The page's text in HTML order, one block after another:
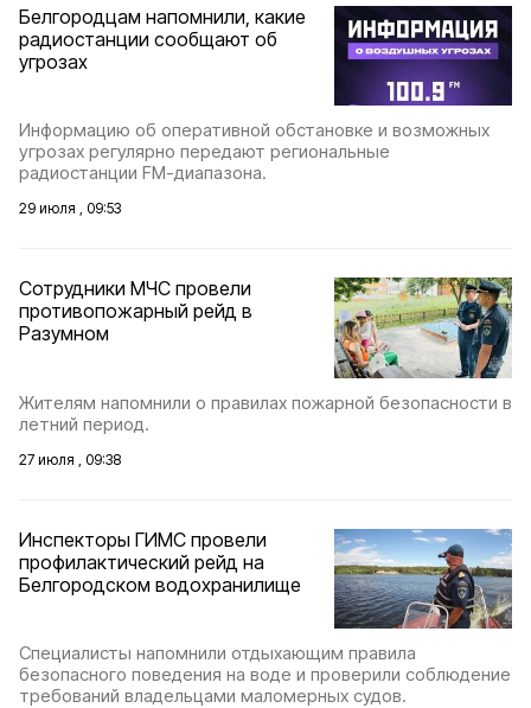
Белгородцам напомнили, какие
радиостанции сообщают об
угрозах
Информацию об оперативной обстановке и возможных
угрозах регулярно передают региональные
радиостанции FM-диапазона.
29 июля , 09:53
Сотрудники МЧС провели
противопожарный рейд в
Разумном
Жителям напомнили о правилах пожарной безопасности в
летний период.
27 июля , 09:38
Инспекторы ГИМС провели
профилактический рейд на
Белгородском водохранилище
Специалисты напомнили отдыхающим правила
безопасного поведения на воде и проверили соблюдение
требований владельцами маломерных судов.